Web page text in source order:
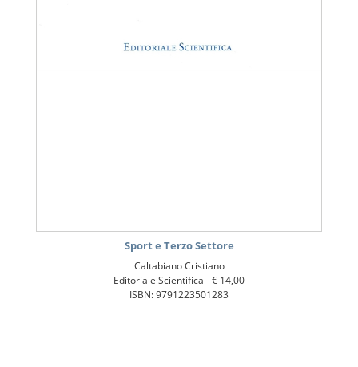
Sport e Terzo Settore
Caltabiano Cristiano
Editoriale Scientifica -€ 14,00
ISBN: 9791223501283